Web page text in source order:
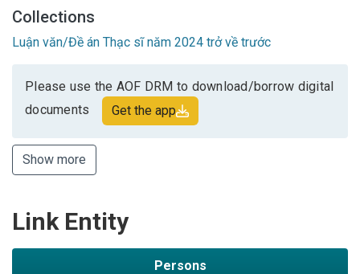
Collections
Luận văn/Đề án Thạc sĩ năm 2024 trở về trước
Please use the AOF DRM to download/borrow digital
documents
Get the app
Show more
Link Entity
Persons